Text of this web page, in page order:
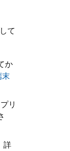
て
か
末
リ
詳